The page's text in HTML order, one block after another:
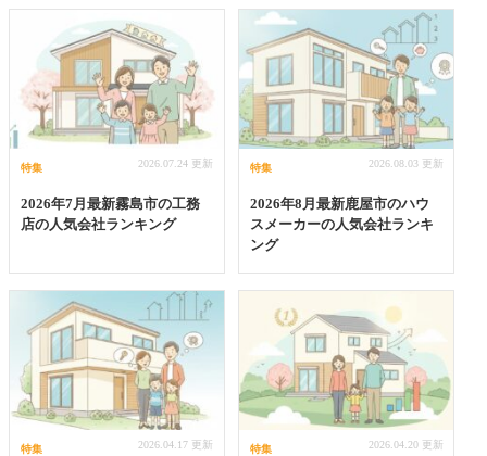
特集
2026年7月最新霧島市の工務
店の人気会社ランキング
2026.07.24 更新 特集
2026年8月最新鹿屋市のハウ
スメーカーの人気会社ランキ
ング
2026.08.03 更新
特集 2026.04.17 更新 特集 2026.04.20 更新